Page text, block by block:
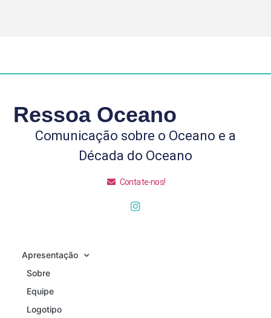
Ressoa Oceano
Comunicação sobre o Oceano e a
Década do Oceano
Contate-nos!
Apresentação
Sobre
Equipe
Logotipo